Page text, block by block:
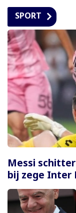
SPORT
Messi
bij zege Inter